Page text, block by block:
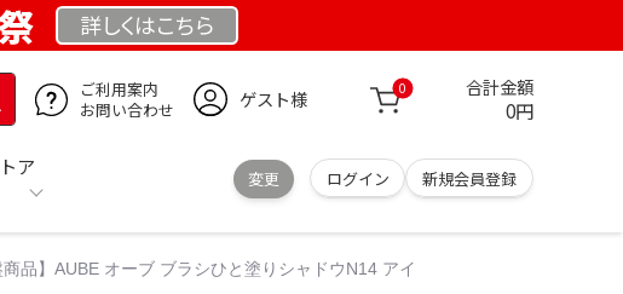
詳しくはこちら
ご利用案内
お問い合わせ
ゲスト様 0 合計金額
0円
ア
変更 ログイン 新規会員登録
品】AUBE オーブ ブラシひと塗りシャドウN14 アイ